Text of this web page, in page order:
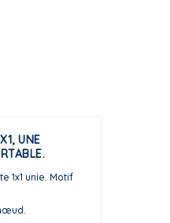
UNE
1x1 unie. Motif